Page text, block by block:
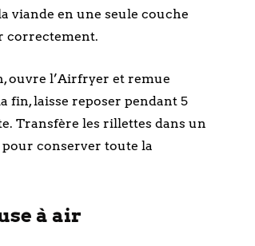
viande en une seule couche
correctement.
ouvre l’Airfryer et remue
fin, laisse reposer pendant 5
Transfère les rillettes dans un
pour conserver toute la
à air